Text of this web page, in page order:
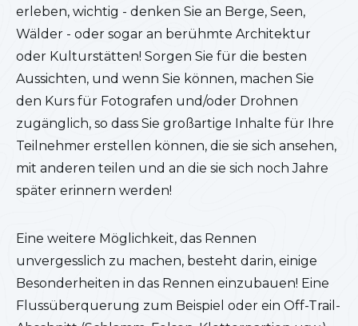
erleben, wichtig - denken Sie an Berge, Seen,
Wälder - oder sogar an berühmte Architektur
oder Kulturstätten! Sorgen Sie für die besten
Aussichten, und wenn Sie können, machen Sie
den Kurs für Fotografen und/oder Drohnen
zugänglich, so dass Sie großartige Inhalte für Ihre
Teilnehmer erstellen können, die sie sich ansehen,
mit anderen teilen und an die sie sich noch Jahre
später erinnern werden!
Eine weitere Möglichkeit, das Rennen
unvergesslich zu machen, besteht darin, einige
Besonderheiten in das Rennen einzubauen! Eine
Flussüberquerung zum Beispiel oder ein Off-Trail-